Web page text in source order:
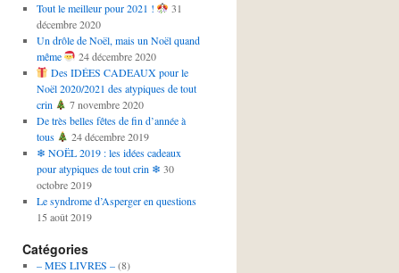
Tout le meilleur pour 2021 !
31
décembre 2020
Un drôle de Noël, mais un Noël quand
même
24 décembre 2020
Des IDÉES CADEAUX pour le
Noël 2020/2021 des atypiques de tout
crin
7 novembre 2020
De très belles fêtes de fin d’année à
tous
24 décembre 2019
❄ NOËL 2019 : les idées cadeaux
pour atypiques de tout crin ❄ 30
octobre 2019
Le syndrome d’Asperger en questions
15 août 2019
Catégories
– MES LIVRES –(8)